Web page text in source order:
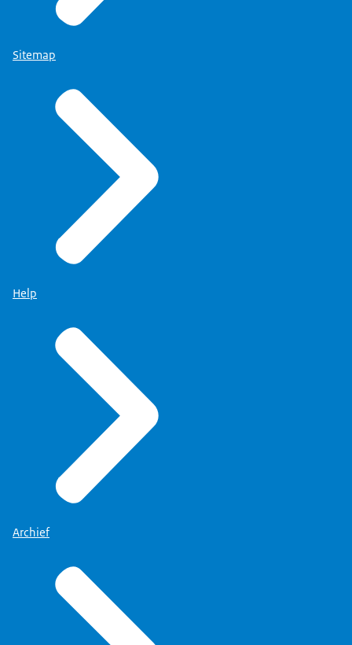
Sitemap
Help
Archief